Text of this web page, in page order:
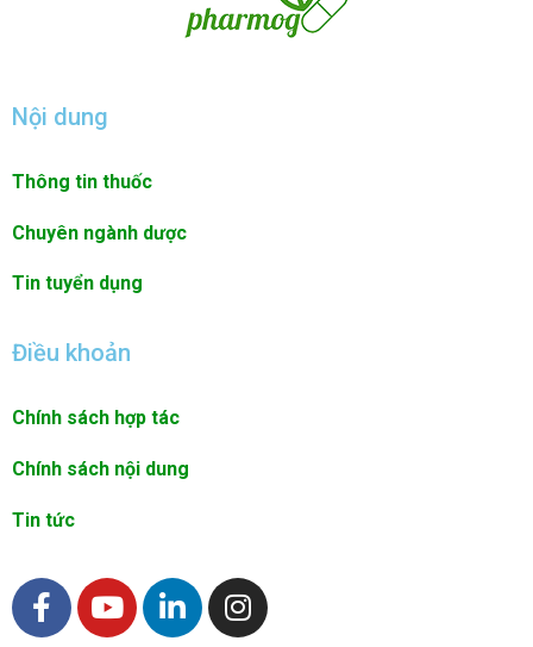
Nội dung
Thông tin thuốc
Chuyên ngành dược
Tin tuyển dụng
Điều khoản
Chính sách hợp tác
Chính sách nội dung
Tin tức
F
a
Y
o
L
i
I
n